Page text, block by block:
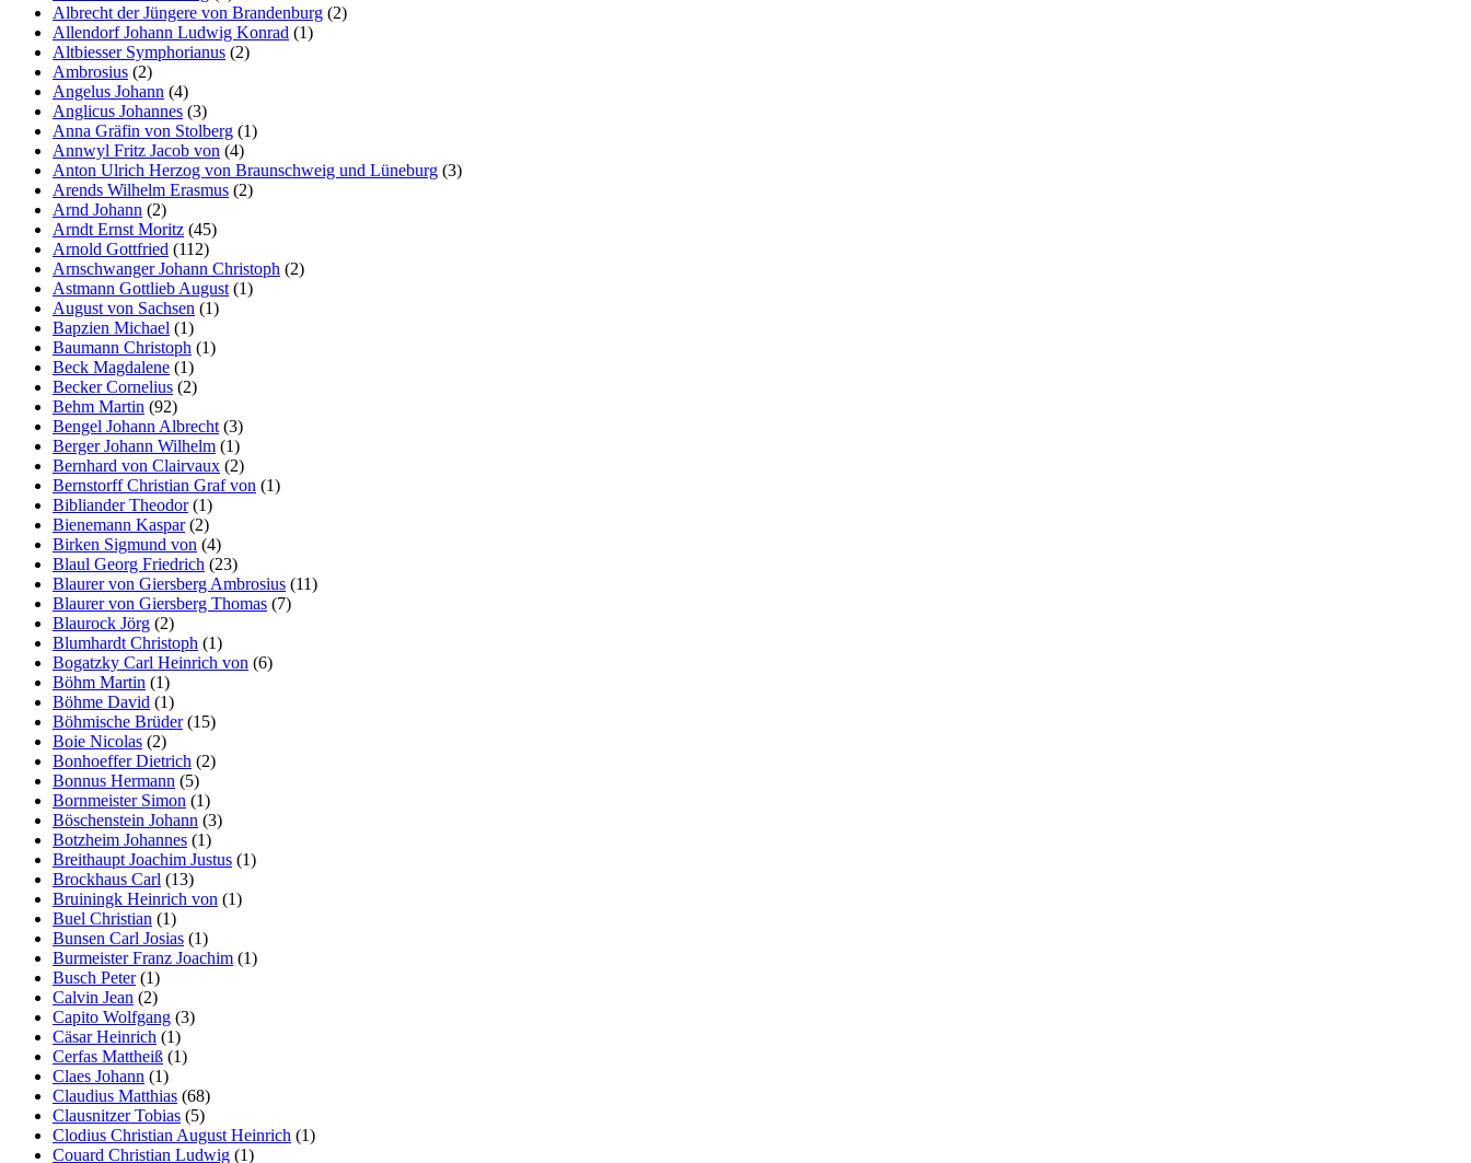
Albrecht der Jüngere von Brandenburg (2)
Allendorf Johann Ludwig Konrad (1)
Altbiesser Symphorianus (2)
Ambrosius (2)
Angelus Johann (4)
Anglicus Johannes (3)
Anna Gräfin von Stolberg (1)
Annwyl Fritz Jacob von (4)
Anton Ulrich Herzog von Braunschweig und Lüneburg (3)
Arends Wilhelm Erasmus (2)
Arnd Johann (2)
Arndt Ernst Moritz (45)
Arnold Gottfried (112)
Arnschwanger Johann Christoph (2)
Astmann Gottlieb August (1)
August von Sachsen (1)
Bapzien Michael (1)
Baumann Christoph (1)
Beck Magdalene (1)
Becker Cornelius (2)
Behm Martin (92)
Bengel Johann Albrecht (3)
Berger Johann Wilhelm (1)
Bernhard von Clairvaux (2)
Bernstorff Christian Graf von (1)
Bibliander Theodor(1)
Bienemann Kaspar(2)
Birken Sigmund von (4)
Blaul Georg Friedrich (23)
Blaurer von Giersberg Ambrosius (11)
Blaurer von Giersberg Thomas (7)
Blaurock Jörg (2)
Blumhardt Christoph (1)
Bogatzky Carl Heinrich von (6)
Böhm Martin (1)
Böhme David (1)
Böhmische Brüder(15)
Boie Nicolas (2)
Bonhoeffer Dietrich (2)
Bonnus Hermann (5)
Bornmeister Simon (1)
Böschenstein Johann (3)
Botzheim Johannes (1)
Breithaupt Joachim Justus (1)
Brockhaus Carl (13)
Bruiningk Heinrich von (1)
Buel Christian (1)
Bunsen Carl Josias (1)
Burmeister Franz Joachim (1)
Busch Peter(1)
Calvin Jean (2)
Capito Wolfgang (3)
Cäsar Heinrich (1)
Cerfas Mattheiß (1)
Claes Johann (1)
Claudius Matthias (68)
Clausnitzer Tobias (5)
Clodius Christian August Heinrich (1)
Couard Christian Ludwig (1)